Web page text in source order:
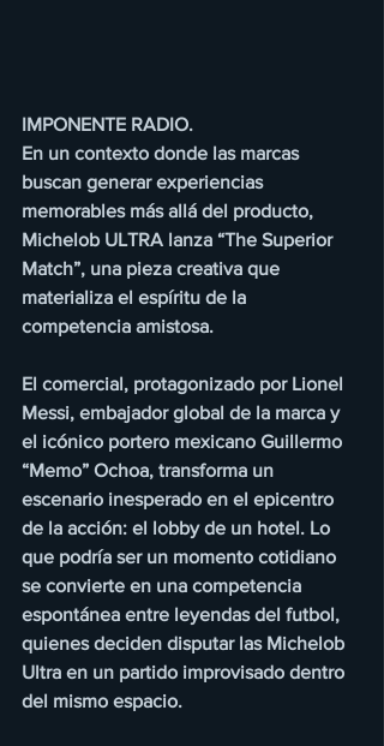
IMPONENTE RADIO.
En un contexto donde las marcas
buscan generar experiencias
memorables más allá del producto,
Michelob ULTRA lanza “The Superior
Match”, una pieza creativa que
materializa el espíritu de la
competencia amistosa.
El comercial, protagonizado por Lionel
Messi, embajador global de la marca y
el icónico portero mexicano Guillermo
“Memo” Ochoa, transforma un
escenario inesperado en el epicentro
de la acción: el lobby de un hotel. Lo
que podría ser un momento cotidiano
se convierte en una competencia
espontánea entre leyendas del futbol,
quienes deciden disputar las Michelob
Ultra en un partido improvisado dentro
del mismo espacio.